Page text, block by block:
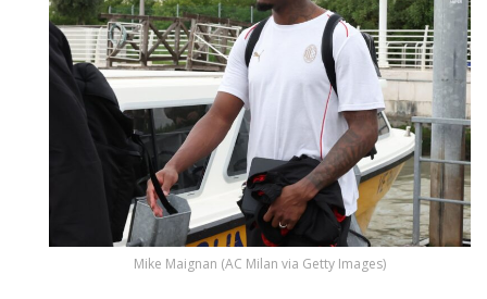
Mike Maignan (AC Milan via Getty Images)